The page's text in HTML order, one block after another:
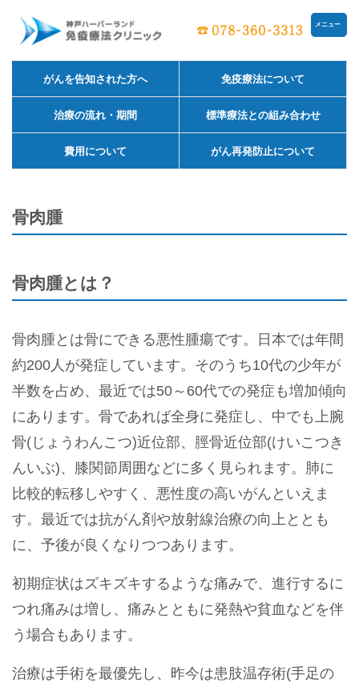
メニュー
がんを告知された方へ 免疫療法について
治療の流れ・期間 標準療法との組み合わせ
費用について がん再発防止について
骨肉腫
骨肉腫とは？
骨肉腫とは骨にできる悪性腫瘍です。日本では年間
約200人が発症しています。そのうち10代の少年が
半数を占め、最近では50～60代での発症も増加傾向
にあります。骨であれば全身に発症し、中でも上腕
骨(じょうわんこつ)近位部、脛骨近位部(けいこつき
んいぶ)、膝関節周囲などに多く見られます。肺に
比較的転移しやすく、悪性度の高いがんといえま
す。最近では抗がん剤や放射線治療の向上ととも
に、予後が良くなりつつあります。
初期症状はズキズキするような痛みで、進行するに
つれ痛みは増し、痛みとともに発熱や貧血などを伴
う場合もあります。
治療は手術を最優先し、昨今は患肢温存術(手足の